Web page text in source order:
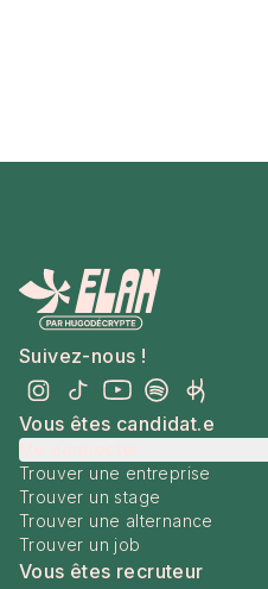
Suivez-nous !
Vous êtes candidat.e
Trouver une entreprise
Trouver un stage
Trouver une alternance
Trouver un job
Vous êtes recruteur